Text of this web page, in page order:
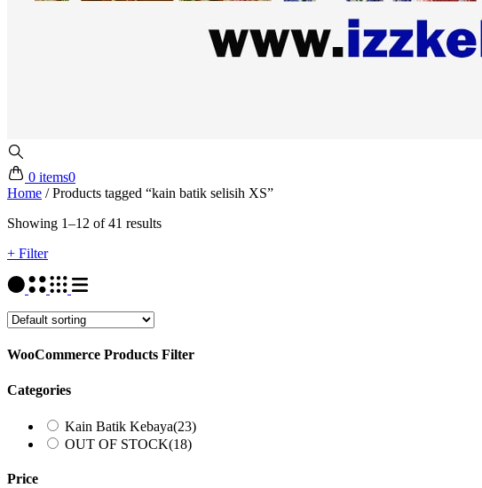
0 items0
Home /Products tagged “kain batik selisih XS”
Showing 1–12 of 41 results
+ Filter
WooCommerce Products Filter
Categories
Kain Batik Kebaya(23)
OUT OF STOCK(18)
Price